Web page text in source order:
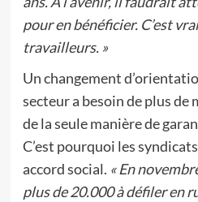
pour en bénéficier. C’est
travailleurs. »
Un changement
secteur a besoin de plus de
de la seule manière de
C’est pourquoi les
accord social. « En
plus de 20.000 à défiler en